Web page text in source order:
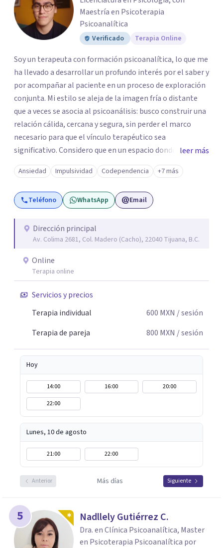
Maestría en Psicoterapia
Psicoanalítica
Verificado Terapia Online
Soy un terapeuta con formación psicoanalítica, lo que me
ha llevado a desarrollar un profundo interés por el saber y
por acompañar al paciente en un proceso de exploración
conjunta. Mi estilo se aleja de la imagen fría o distante
que a veces se asocia al psicoanálisis: busco construir una
relación cálida, cercana y segura, sin perder el marco
necesario para que el vínculo terapéutico sea
significativo. Considero que en un espacio donde uno
puede sentirse acompañado y escuchado, es posible
mirar con honestidad cómo nos vinculamos afuera, qué se
repite, qué duele, y qué puede transformarse. En mi
consultorio hay lugar para todo: risas, tristezas, enojos y
escuchada. Si pudiste conectar con algo de esto,
mándame un mensaje y comencemos juntos a trabajar en
leer más
Ansiedad Impulsividad Codependencia +7 más
Teléfono WhatsApp Email
Dirección principal
Av. Colima 2681, Col. Madero (Cacho), 22040 Tijuana, B.C.
Online
Terapia online
Servicios y precios
Terapia individual
600 MXN / sesión
Terapia de pareja
800 MXN / sesión
Hoy
14:00 16:00
20:00
22:00
Lunes, 10 de agosto
21:00 22:00
Anterior Más días Siguiente
5 Nadllely Gutiérrez C.
Dra. en Clínica Psicoanalítica, Master
en Psicoterapia Psicoanalítica por